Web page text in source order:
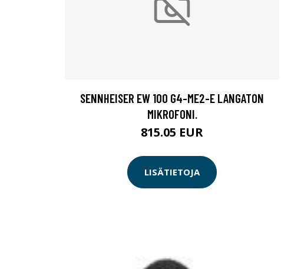
SENNHEISER EW 100 G4-ME2-E LANGATON
MIKROFONI.
815.05 EUR
LISÄTIETOJA